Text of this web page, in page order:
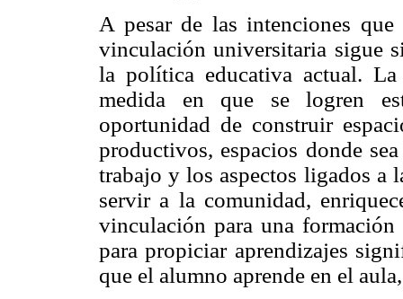
A pesar de las intenciones
vinculación universitaria sigue
la política educativa actual.
medida en que se logren
oportunidad de construir
productivos, espacios donde
trabajo y los aspectos ligados a
servir a la comunidad,
vinculación para una
para propiciar aprendizajes
que el alumno aprende en el